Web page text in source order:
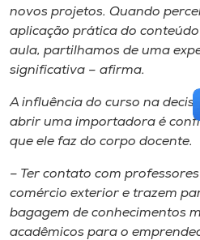
novos projetos. Quando
aplicação prática do
aula, partilhamos de uma
significativa – afirma.
A influência do curso na
abrir uma importadora é
que ele faz do corpo docente.
– Ter contato com
comércio exterior e trazem
bagagem de conhecimentos
acadêmicos para o